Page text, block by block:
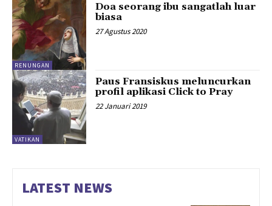
RENUNGAN
Doa seorang ibu sangatlah luar
biasa
27 Agustus 2020
VATIKAN
Paus Fransiskus meluncurkan
profil aplikasi Click to Pray
22 Januari 2019
LATEST NEWS